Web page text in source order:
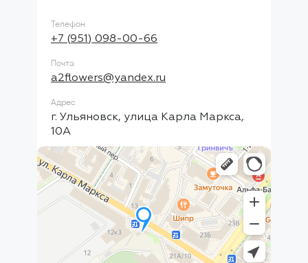
a2flowers@yandex.ru
Почта
г. Ульяновск, улица Карла Маркса,
10А
Адрес
+7 (951) 098-00-66
Телефон